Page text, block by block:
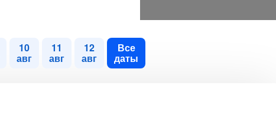
10
авг
11
авг
12
авг
Все
даты